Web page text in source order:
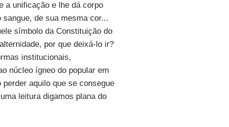
a unificação e lhe dá corpo
de sua mesma cor...
símbolo da Constituição do
por que deixá-lo ir?
institucionais,
núcleo ígneo do popular em
aquilo que se consegue
leitura digamos plana do